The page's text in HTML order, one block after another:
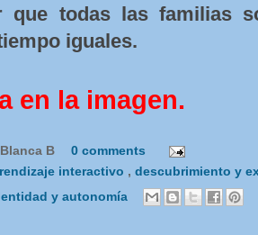
que todas las familias
iguales.
en la imagen.
Blanca B
0 comments
interactivo , descubrimiento y
y autonomía